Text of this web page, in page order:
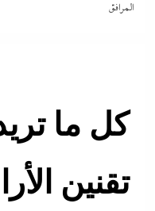
المرافق
كل ما
تقنين